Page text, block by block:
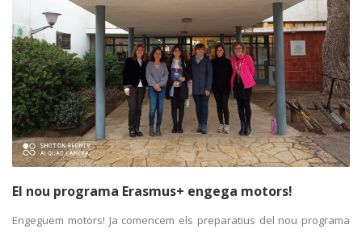
El nou programa Erasmus+ engega motors!
Engeguem motors! Ja comencem els preparatius del nou programa